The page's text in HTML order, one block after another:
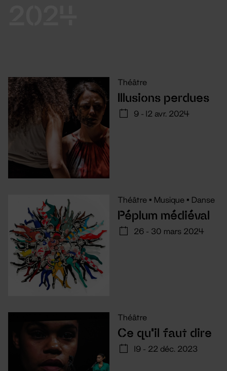
Théâtre
Illusions perdues
9 - 12 avr. 2024
Théâtre • Musique • Danse
Péplum médiéval
26 - 30 mars 2024
Théâtre
Ce qu'il faut dire
19 - 22 déc. 2023